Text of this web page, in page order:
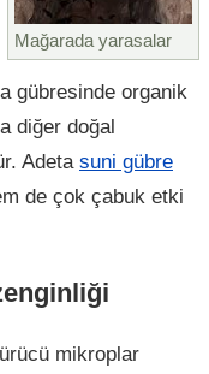
Mağarada yarasalar
gübresinde organik
diğer doğal
Adeta suni gübre
de çok çabuk etki
mikroplar